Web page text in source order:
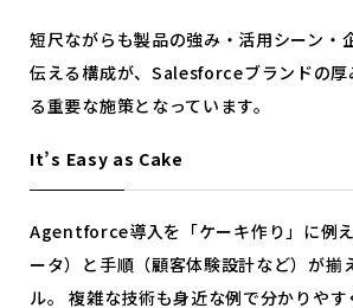
短尺ながらも製品の強み・活用シーン・
伝える構成が、Salesforceブランドの厚
る重要な施策となっています。
It’s Easy as Cake
Agentforce導入を「ケーキ作り」に例
ータ）と手順（顧客体験設計など）が揃
ル。 複雑な技術も身近な例で分かりや